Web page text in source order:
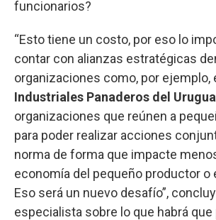
funcionarios?
“Esto tiene un costo, por eso lo
contar con alianzas estratégicas
organizaciones como, por ejemplo,
Industriales Panaderos del
organizaciones que reúnen a
para poder realizar acciones
norma de forma que impacte
economía del pequeño productor o
Eso será un nuevo desafío”,
especialista sobre lo que habrá que